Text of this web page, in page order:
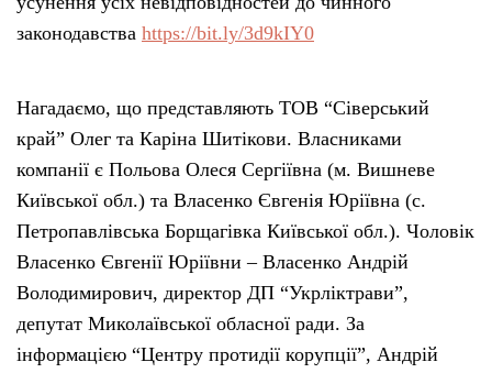
законодавства https://bit.ly/3d9kIY0
Нагадаємо, що представляють ТОВ “Сіверський
край” Олег та Каріна Шитікови. Власниками
компанії є Польова Олеся Сергіївна (м. Вишневе
Київської обл.) та Власенко Євгенія Юріївна (с.
Петропавлівська Борщагівка Київської обл.). Чоловік
Власенко Євгенії Юріївни – Власенко Андрій
Володимирович, директор ДП “Укрліктрави”,
депутат Миколаївської обласної ради. За
інформацією “Центру протидії корупції”, Андрій